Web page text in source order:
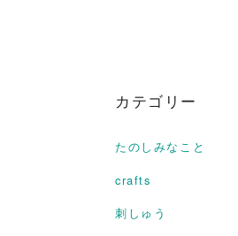
カテゴリー
たのしみなこと
crafts
刺しゅう